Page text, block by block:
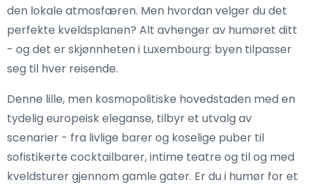
den lokale atmosfæren. Men hvordan velger du det
perfekte kveldsplanen? Alt avhenger av humøret ditt
- og det er skjønnheten i Luxembourg: byen tilpasser
seg til hver reisende.
Denne lille, men kosmopolitiske hovedstaden med en
tydelig europeisk eleganse, tilbyr et utvalg av
scenarier - fra livlige barer og koselige puber til
sofistikerte cocktailbarer, intime teatre og til og med
kveldsturer gjennom gamle gater. Er du i humør for et